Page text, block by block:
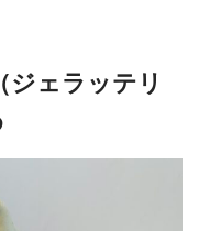
ジェラッテリ